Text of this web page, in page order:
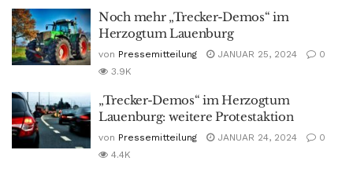
Noch mehr „Trecker-Demos“ im
Herzogtum Lauenburg
von Pressemitteilung JANUAR 25, 2024
0
3.9K
„Trecker-Demos“ im Herzogtum
Lauenburg: weitere Protestaktion
von Pressemitteilung JANUAR 24, 2024
0
4.4K